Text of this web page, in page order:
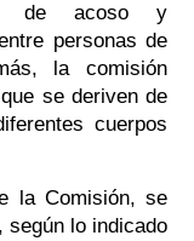
de acoso y
personas de
la comisión
se deriven de
cuerpos
la Comisión, se
según lo indicado